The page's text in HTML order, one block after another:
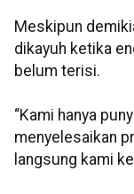
Meskipun
dikayuh ketika
belum terisi.
“Kami hanya
menyelesaikan
langsung kami